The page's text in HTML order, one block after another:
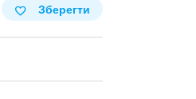
Зберегти